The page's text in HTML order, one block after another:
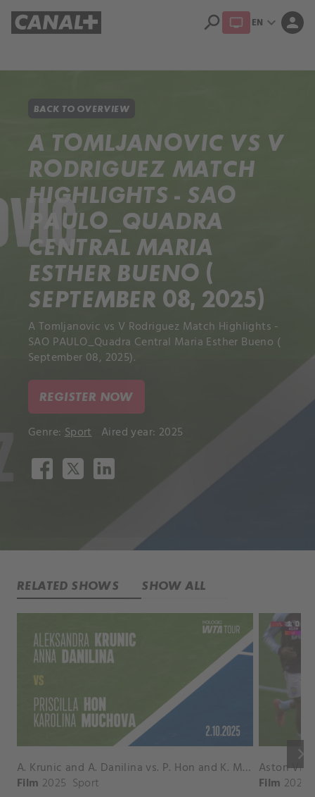
search EN expand_more person
BACK TO OVERVIEW
A TOMLJANOVIC VS V
RODRIGUEZ MATCH
HIGHLIGHTS - SAO
PAULO_QUADRA
CENTRAL MARIA
ESTHER BUENO (
SEPTEMBER 08, 2025)
A Tomljanovic vs V Rodriguez Match Highlights -
SAO PAULO_Quadra Central Maria Esther Bueno (
September 08, 2025).
REGISTER NOW
Genre: Sport Aired year: 2025
RELATED SHOWS SHOW ALL
keyboard_arrow_right
A. Krunic and A. Danilina vs. P. Hon and K. Muchova Match Highlights - BEIJING_Capital Group Diamond ( October 02, 2025)
Film 2025 Sport Film 2026